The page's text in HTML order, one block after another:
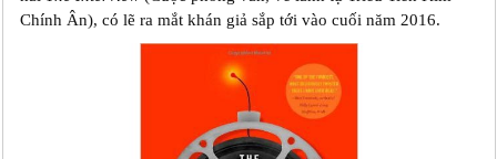
Chính Ân), có lẽ ra mắt khán giả sắp tới vào cuối năm 2016.